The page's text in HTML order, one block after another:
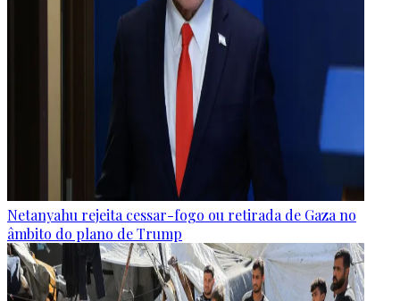
Netanyahu rejeita cessar-fogo ou retirada de Gaza no
âmbito do plano de Trump